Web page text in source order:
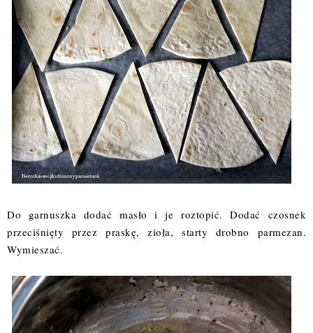
Do garnuszka dodać masło i je roztopić. Dodać czosnek
przeciśnięty przez praskę, zioła, starty drobno parmezan.
Wymieszać.